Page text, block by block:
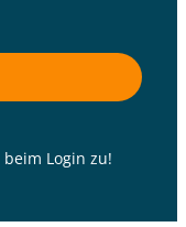
beim Login zu!